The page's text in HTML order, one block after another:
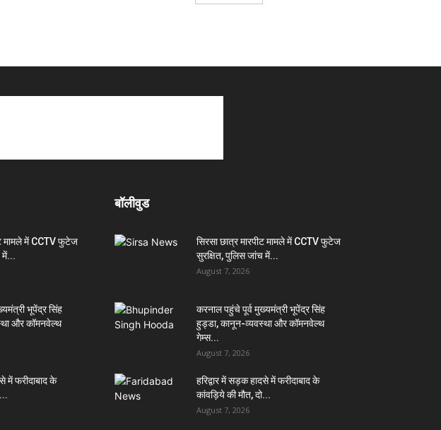
मामले में CCTV फुटेज
में...
भूपेंद्र सिंह
और कॉमनवेल्थ
में फरीदाबाद के
बॉलीवुड
सिरसा छात्र मारपीट मामले में CCTV फुटेज
सुरक्षित, पुलिस जांच में...
August 7, 2026
करनाल पहुंचे पूर्व मुख्यमंत्री भूपेंद्र सिंह
हुड्डा, कानून-व्यवस्था और कॉमनवेल्थ
गेम्स...
August 7, 2026
हरिद्वार में सड़क हादसे में फरीदाबाद के
कांवड़िये की मौत, दो...
August 7, 2026